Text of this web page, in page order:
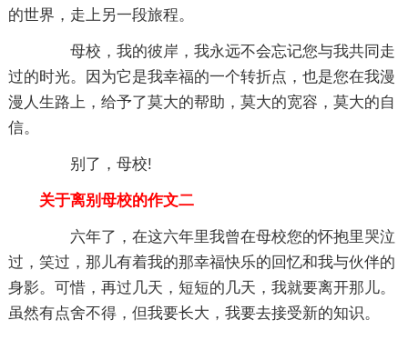
的世界，走上另一段旅程。
母校，我的彼岸，我永远不会忘记您与我共同走
过的时光。因为它是我幸福的一个转折点，也是您在我漫
漫人生路上，给予了莫大的帮助，莫大的宽容，莫大的自
信。
别了，母校!
关于离别母校的作文二
六年了，在这六年里我曾在母校您的怀抱里哭泣
过，笑过，那儿有着我的那幸福快乐的回忆和我与伙伴的
身影。可惜，再过几天，短短的几天，我就要离开那儿。
虽然有点舍不得，但我要长大，我要去接受新的知识。